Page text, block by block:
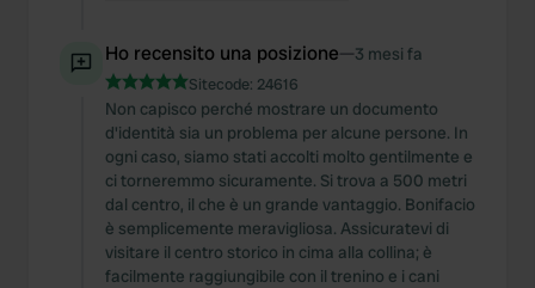
Ho recensito una posizione—3 mesi fa
Sitecode: 24616
Non capisco perché mostrare un documento
d'identità sia un problema per alcune persone. In
ogni caso, siamo stati accolti molto gentilmente e
ci torneremmo sicuramente. Si trova a 500 metri
dal centro, il che è un grande vantaggio. Bonifacio
è semplicemente meravigliosa. Assicuratevi di
visitare il centro storico in cima alla collina; è
facilmente raggiungibile con il trenino e i cani